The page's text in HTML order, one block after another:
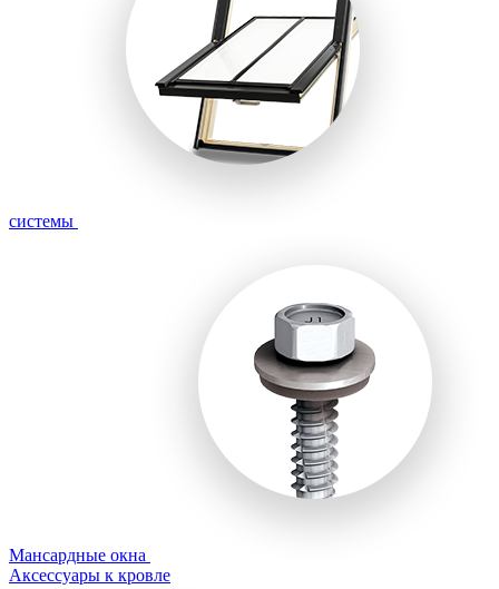
системы
Мансардные окна
Аксессуары к кровле